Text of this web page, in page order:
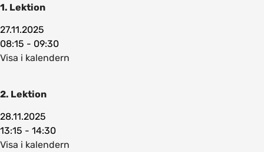
1. Lektion
27.11.2025
08:15 - 09:30
Visa i kalendern
2. Lektion
28.11.2025
13:15 - 14:30
Visa i kalendern